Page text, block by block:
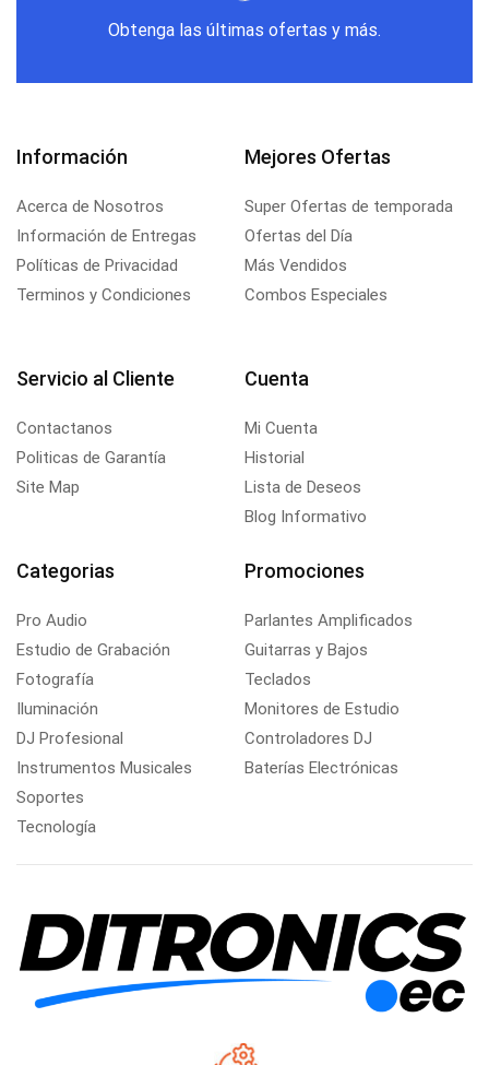
Obtenga las últimas ofertas y más.
Información
Acerca de Nosotros
Información de Entregas
Políticas de Privacidad
Terminos y Condiciones
Mejores Ofertas
Super Ofertas de temporada
Ofertas del Día
Más Vendidos
Combos Especiales
Servicio al Cliente
Contactanos
Politicas de Garantía
Site Map
Cuenta
Mi Cuenta
Historial
Lista de Deseos
Blog Informativo
Categorias
Pro Audio
Estudio de Grabación
Fotografía
Iluminación
DJ Profesional
Instrumentos Musicales
Soportes
Tecnología
Promociones
Parlantes Amplificados
Guitarras y Bajos
Teclados
Monitores de Estudio
Controladores DJ
Baterías Electrónicas